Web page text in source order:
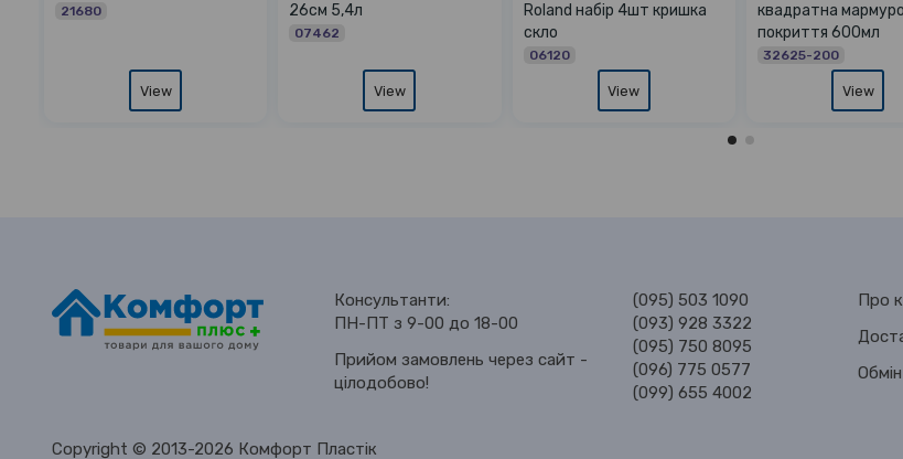
квадратна 24см 5,1л чорна
20676
кришка скло
12954
Консультанти:
ПН-ПТ з 9-00 до 18-00
Прийом замовлень через сайт -
цілодобово!
(095) 503 1090
(093) 928 3322
(095) 750 8095
(096) 775 0577
(099) 655 4002
Про
Copyright © 2013-2026 Комфорт Пластік